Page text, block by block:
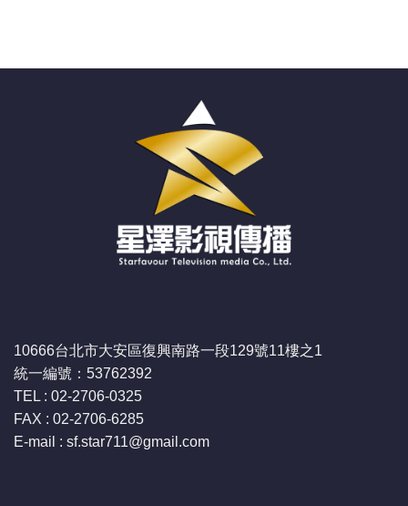
10666台北市大安區復興南路一段129號11樓之1
統一編號：53762392
TEL : 02-2706-0325
FAX : 02-2706-6285
E-mail : sf.star711@gmail.com